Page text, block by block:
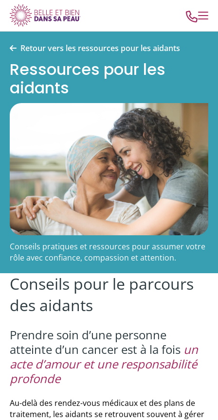
Retour vers les ressources pour les aidants
Ressources pour les
aidants
Conseils pratiques et ressources pour assumer votre
rôle avec confiance, compassion et attention.
Conseils pour le parcours
des aidants
Prendre soin d’une personne
atteinte d’un cancer est à la fois un
acte d’amour et une responsabilité
profonde
Au-delà des rendez-vous médicaux et des plans de
traitement, les aidants se retrouvent souvent à gérer